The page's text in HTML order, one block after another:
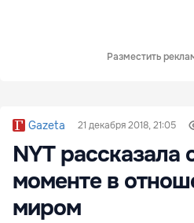
Разместить
Gazeta 21 декабря 2018, 21:05
NYT
моменте в
миром